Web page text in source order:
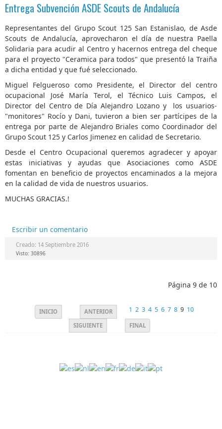
Entrega Subvención ASDE Scouts de Andalucía
Representantes del Grupo Scout 125 San Estanislao, de Asde
Scouts de Andalucía, aprovecharon el día de nuestra Paella
Solidaria para acudir al Centro y hacernos entrega del cheque
para el proyecto "Ceramica para todos" que presentó la Traiña
a dicha entidad y que fué seleccionado.
Miguel Felgueroso como Presidente, el Director del centro
ocupacional José María Terol, el Técnico Luis Campos, el
Director del Centro de Día Alejandro Lozano y los usuarios-
"monitores" Rocío y Dani, tuvieron a bien ser partícipes de la
entrega por parte de Alejandro Briales como Coordinador del
Grupo Scout 125 y Carlos Jimenez en calidad de Secretario.
Desde el Centro Ocupacional queremos agradecer y apoyar
estas iniciativas y ayudas que Asociaciones como ASDE
fomentan en beneficio de proyectos encaminados a la mejora
en la calidad de vida de nuestros usuarios.
MUCHAS GRACIAS.!
Escribir un comentario
Creado: 14 Septiembre 2016
Visto: 30896
Página 9 de 10
INICIO ANTERIOR 1 2 3 4 5 6 7 8 9 10
SIGUIENTE FINAL